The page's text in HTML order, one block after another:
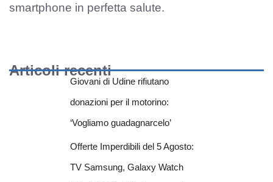
smartphone in perfetta salute.
Articoli recenti
Giovani di Udine rifiutano
donazioni per il motorino:
‘Vogliamo guadagnarcelo’
Offerte Imperdibili del 5 Agosto:
TV Samsung, Galaxy Watch